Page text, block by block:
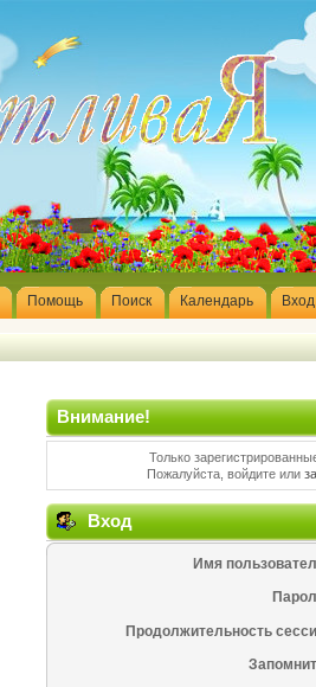
Помощь Поиск Календарь Вход
Внимание!
Только
Пожалуйста, войдите или
Вход
Имя
Продолжительность